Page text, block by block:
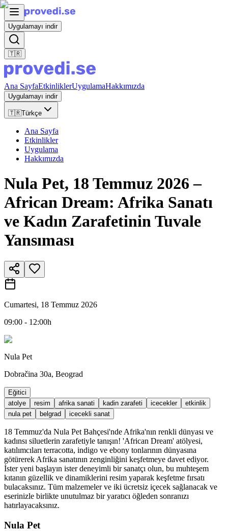
Uygulamayı indir
🇹🇷
Ana SayfaEtkinliklerUygulamaHakkımızda
Uygulamayı indir
🇹🇷Türkçe
Ana Sayfa
Etkinlikler
Uygulama
Hakkımızda
Nula Pet, 18 Temmuz 2026 –
African Dream: Afrika Sanatı
ve Kadın Zarafetinin Tuvale
Yansıması
Cumartesi, 18 Temmuz 2026
09:00 - 12:00h
Nula Pet
Dobračina 30a, Beograd
Eğitici
atolye
resim afrika sanati kadin zarafeti icecekler
etkinlik
nula pet
belgrad icecekli sanat
18 Temmuz'da Nula Pet Bahçesi'nde Afrika'nın renkli dünyası ve
kadınsı siluetlerin zarafetiyle tanışın! 'African Dream' atölyesi,
katılımcıları terracotta, indigo ve ebony tonlarının dünyasına
götürerek Afrika sanatının zenginliğini keşfetmeye davet ediyor.
İster yeni başlayın ister deneyimli bir sanatçı olun, bu muhteşem
kıtanın güzellik ve dinamiklerini resim yaparak keşfetme fırsatı
bulacaksınız. Tüm malzemeler ve iki ücretsiz içecek sağlanacak ve
eserinizle birlikte unutulmaz bir yaratıcı öğleden sonranızı
hatırlayacaksınız.
Nula Pet